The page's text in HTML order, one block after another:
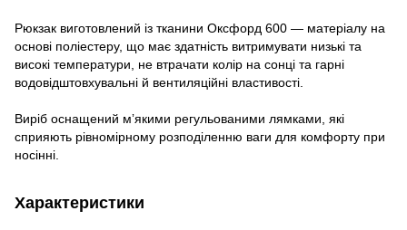
Рюкзак виготовлений із тканини Оксфорд 600 — матеріалу на
основі поліестеру, що має здатність витримувати низькі та
високі температури, не втрачати колір на сонці та гарні
водовідштовхувальні й вентиляційні властивості.
Виріб оснащений мʼякими регульованими лямками, які
сприяють рівномірному розподіленню ваги для комфорту при
носінні.
Характеристики